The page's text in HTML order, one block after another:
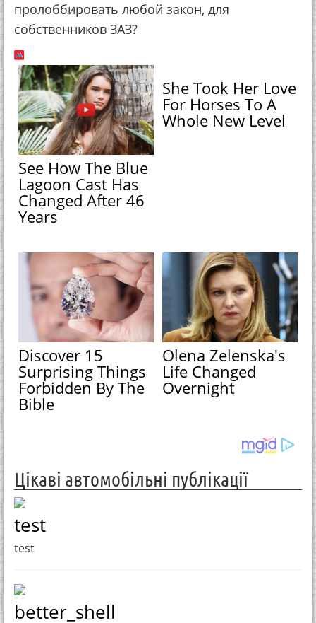
пролоббировать любой закон, для
собственников ЗАЗ?
See How The Blue
Lagoon Cast Has
Changed After 46
Years
She Took Her Love
For Horses To A
Whole New Level
Discover 15
Surprising Things
Forbidden By The
Bible
Olena Zelenska's
Life Changed
Overnight
Цікаві автомобільні публікації
test
test
better_shell